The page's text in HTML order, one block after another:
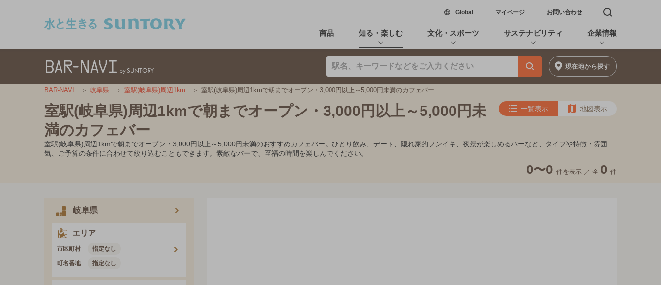
Global新しいウィンドウで開く
マイページ お問い合わせ 検索窓を開く
商品 知る・楽しむ 文化・スポーツ サステナビリティ 企業情報
現在地から探す
BAR-NAVI 岐阜県 室駅(岐阜県)周辺1km 室駅(岐阜県)周辺1kmで朝までオープン・3,000円以上～5,000円未満のカフェバー
室駅(岐阜県)周辺1kmで朝までオープン・3,000円以上～5,000円未
満のカフェバー
一覧表示 地図表示
室駅(岐阜県)周辺1kmで朝までオープン・3,000円以上～5,000円未満のおすすめカフェバー。ひとり飲み、デート、隠れ家的フンイキ、夜景が楽しめるバーなど、タイプや特徴・雰囲
気、ご予算の条件に合わせて絞り込むこともできます。素敵なバーで、至福の時間を楽しんでください。
0〜0 件を表示 ／ 全 0 件
岐阜県
エリア
市区町村 指定なし
町名番地 指定なし